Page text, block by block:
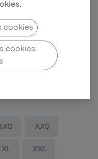
Up
XXS
XL XXL
cookies
cookies